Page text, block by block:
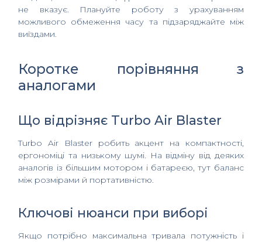
не вказує. Плануйте роботу з урахуванням
можливого обмеження часу та підзаряджайте між
виїздами.
Коротке порівняння з
аналогами
Що відрізняє Turbo Air Blaster
Turbо Air Blaster робить акцент на компактності,
ергономіці та низькому шумі. На відміну від деяких
аналогів із більшим мотором і батареєю, тут баланс
між розмірами й портативністю.
Ключові нюанси при виборі
Якщо потрібно максимальна тривала потужність і